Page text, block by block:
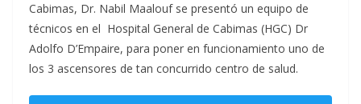
Cabimas, Dr. Nabil Maalouf se presentó un equipo de
técnicos en el Hospital General de Cabimas (HGC) Dr
Adolfo D’Empaire, para poner en funcionamiento uno de
los 3 ascensores de tan concurrido centro de salud.